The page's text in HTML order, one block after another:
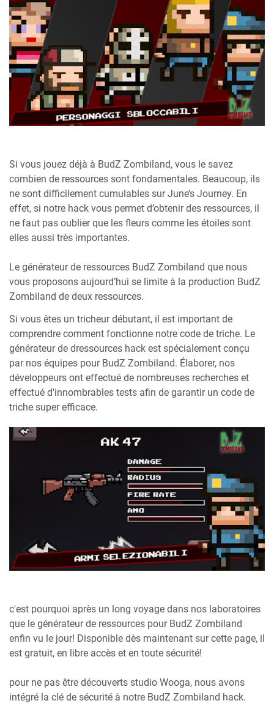
Si vous jouez déjà à BudZ Zombiland, vous le savez
combien de ressources sont fondamentales. Beaucoup, ils
ne sont difficilement cumulables sur June’s Journey. En
effet, si notre hack vous permet d’obtenir des ressources, il
ne faut pas oublier que les fleurs comme les étoiles sont
elles aussi très importantes.
Le générateur de ressources BudZ Zombiland que nous
vous proposons aujourd’hui se limite à la production BudZ
Zombiland de deux ressources.
Si vous êtes un tricheur débutant, il est important de
comprendre comment fonctionne notre code de triche. Le
générateur de dressources hack est spécialement conçu
par nos équipes pour BudZ Zombiland. Élaborer, nos
développeurs ont effectué de nombreuses recherches et
effectué d'innombrables tests afin de garantir un code de
triche super efficace.
c'est pourquoi après un long voyage dans nos laboratoires
que le générateur de ressources pour BudZ Zombiland
enfin vu le jour! Disponible dès maintenant sur cette page, il
est gratuit, en libre accès et en toute sécurité!
pour ne pas être découverts studio Wooga, nous avons
intégré la clé de sécurité à notre BudZ Zombiland hack.